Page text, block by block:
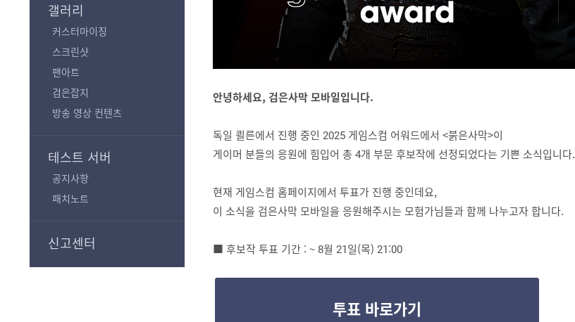
갤러리
커스터마이징
스크린샷
팬아트
검은잡지
방송 영상 컨텐츠
테스트 서버
공지사항
패치노트
신고센터
안녕하세요, 검은사막 모바일입니다.
독일 쾰른에서 진행 중인 2025 게임스컴 어워드에서 <붉은사막>이
게이머 분들의 응원에 힘입어 총 4개 부문 후보작에 선정되었다는 기쁜 소식입니다.
현재 게임스컴 홈페이지에서 투표가 진행 중인데요,
이 소식을 검은사막 모바일을 응원해주시는 모험가님들과 함께 나누고자 합니다.
■ 후보작 투표 기간 : ~ 8월 21일(목) 21:00
투표 바로가기